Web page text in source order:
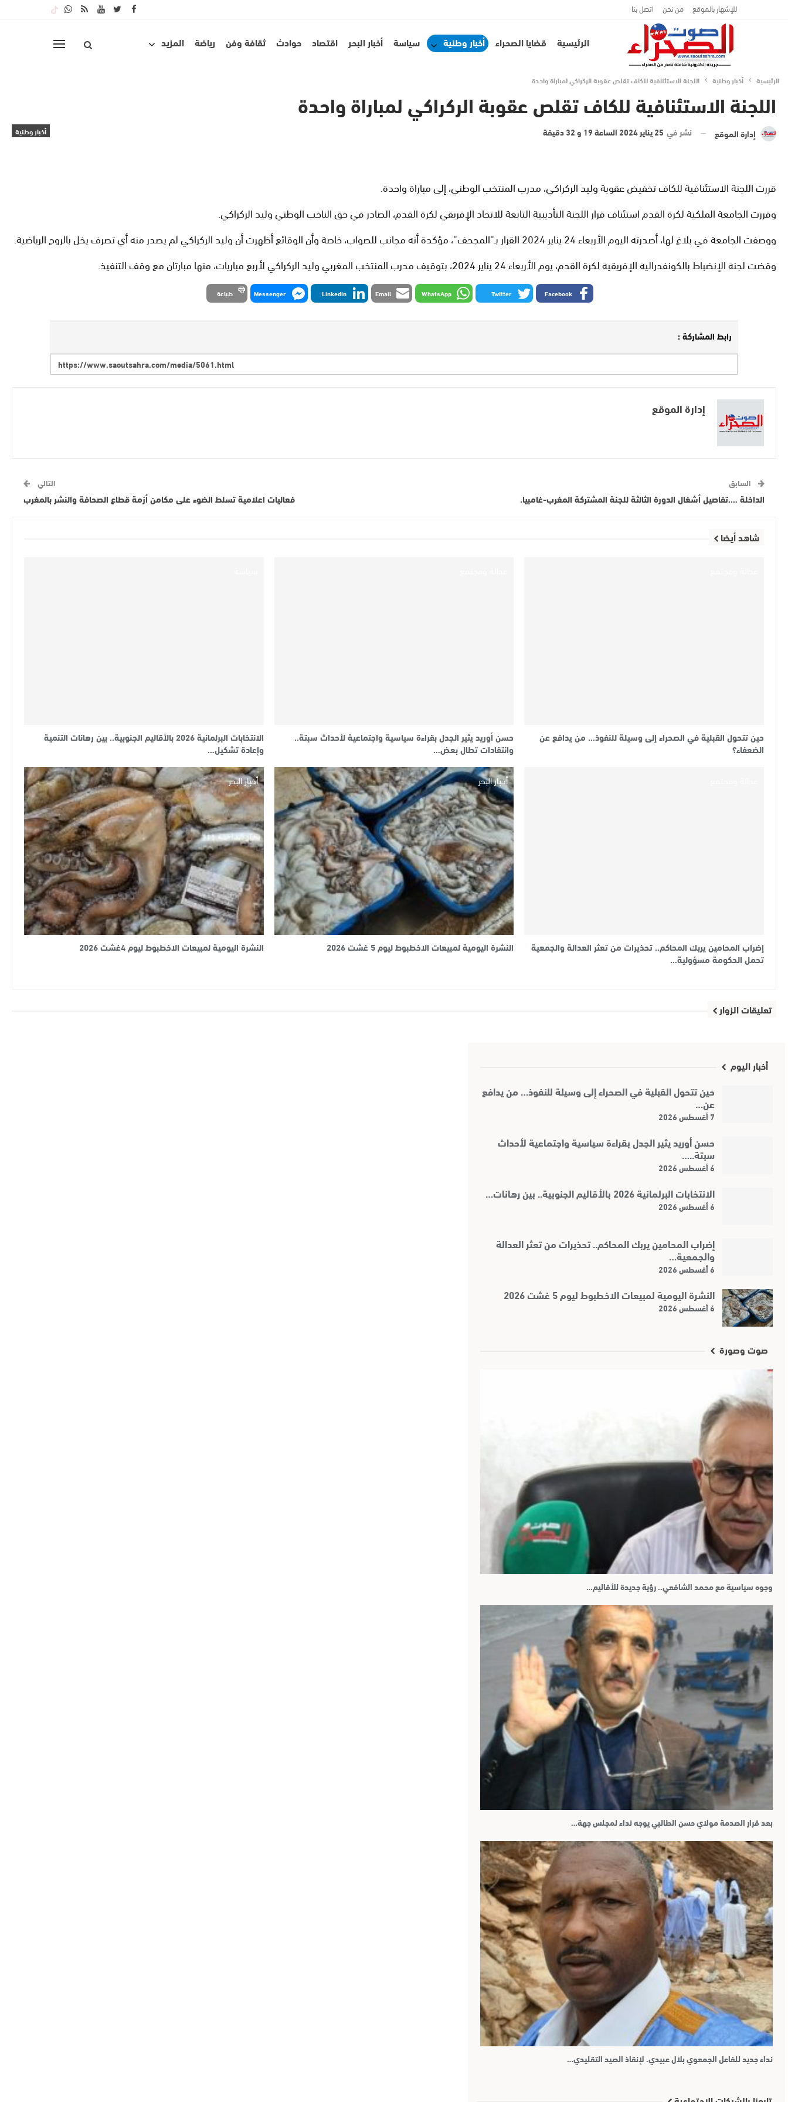
للإشهار بالموقع من نحن اتصل بنا
الرئيسية قضايا الصحراء أخبار وطنية سياسة أخبار البحر اقتصاد حوادث ثقافة وفن رياضة المزيد
الرئيسية أخبار وطنية اللجنة الاستئنافية للكاف تقلص عقوبة الركراكي لمباراة واحدة
اللجنة الاستئنافية للكاف تقلص عقوبة الركراكي لمباراة واحدة
أخبار وطنية إدارة الموقع نشر في 25 يناير 2024 الساعة 19 و 32 دقيقة
قررت اللجنة الاستئنافية للكاف تخفيض عقوبة وليد الركراكي، مدرب المنتخب الوطني، إلى مباراة واحدة.
وقررت الجامعة الملكية لكرة القدم استئناف قرار اللجنة التأديبية التابعة للاتحاد الإفريقي لكرة القدم، الصادر في حق الناخب الوطني وليد الركراكي.
ووصفت الجامعة في بلاغ لها، أصدرته اليوم الأربعاء 24 يناير 2024 القرار بـ”المجحف”، مؤكدة أنه مجانب للصواب، خاصة وأن الوقائع أظهرت أن وليد الركراكي لم يصدر منه أي تصرف يخل بالروح الرياضية.
وقضت لجنة الإنضباط بالكونفدرالية الإفريقية لكرة القدم، يوم الأربعاء 24 يناير 2024، بتوقيف مدرب المنتخب المغربي وليد الركراكي لأربع مباريات، منها مبارتان مع وقف التنفيذ.
Facebook
Twitter
WhatsApp
Email
LinkedIn
Messenger طباعة
رابط المشاركة :
إدارة الموقع
السابق
الداخلة ….تفاصيل أشغال الدورة الثالثة للجنة المشتركة المغرب-غامبيا.
التالي
فعاليات اعلامية تسلط الضوء على مكامن أزمة قطاع الصحافة والنشر بالمغرب
شاهد أيضا
حين تتحول القبلية في الصحراء إلى وسيلة للنفوذ… من يدافع عن
الضعفاء؟
حسن أوريد يثير الجدل بقراءة سياسية واجتماعية لأحداث سبتة..
وانتقادات تطال بعض…
الانتخابات البرلمانية 2026 بالأقاليم الجنوبية.. بين رهانات التنمية
وإعادة تشكيل…
إضراب المحامين يربك المحاكم.. تحذيرات من تعثر العدالة والجمعية
تحمل الحكومة مسؤولية…
أخبار البحر
النشرة اليومية لمبيعات الاخطبوط ليوم 5 غشت 2026
أخبار البحر
النشرة اليومية لمبيعات الاخطبوط ليوم 4غشت 2026
تعليقات الزوار
أخبار اليوم
حين تتحول القبلية في الصحراء إلى وسيلة للنفوذ… من يدافع
عن…
7 أغسطس 2026
حسن أوريد يثير الجدل بقراءة سياسية واجتماعية لأحداث
سبتة..…
6 أغسطس 2026
الانتخابات البرلمانية 2026 بالأقاليم الجنوبية.. بين رهانات…
6 أغسطس 2026
إضراب المحامين يربك المحاكم.. تحذيرات من تعثر العدالة
والجمعية…
6 أغسطس 2026
النشرة اليومية لمبيعات الاخطبوط ليوم 5 غشت 2026
6 أغسطس 2026
صوت وصورة
وجوه سياسية مع محمد الشافعي.. رؤية جديدة للأقاليم…
بعد قرار الصدمة مولاي حسن الطالبي يوجه نداء لمجلس جهة…
نداء جديد للفاعل الجمعوي بلال عبيدي. لإنقاذ الصيد التقليدي…